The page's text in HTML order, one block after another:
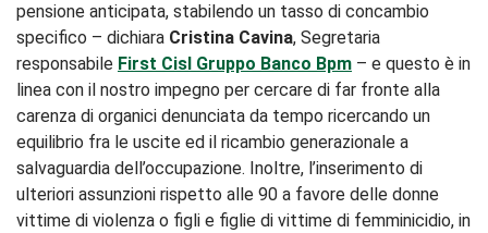
pensione anticipata, stabilendo un tasso di concambio
specifico – dichiara Cristina Cavina, Segretaria
responsabile First Cisl Gruppo Banco Bpm – e questo è in
linea con il nostro impegno per cercare di far fronte alla
carenza di organici denunciata da tempo ricercando un
equilibrio fra le uscite ed il ricambio generazionale a
salvaguardia dell’occupazione. Inoltre, l’inserimento di
ulteriori assunzioni rispetto alle 90 a favore delle donne
vittime di violenza o figli e figlie di vittime di femminicidio, in